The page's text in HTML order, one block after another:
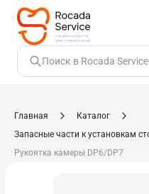
Поиск в Rocada Service
Главная
Каталог
Рукоятка камеры DP6/DP7